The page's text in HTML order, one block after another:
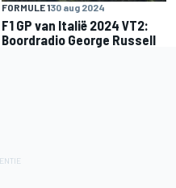
FORMULE 130 aug 2024
F1 GP van Italië 2024 VT2:
Boordradio George Russell